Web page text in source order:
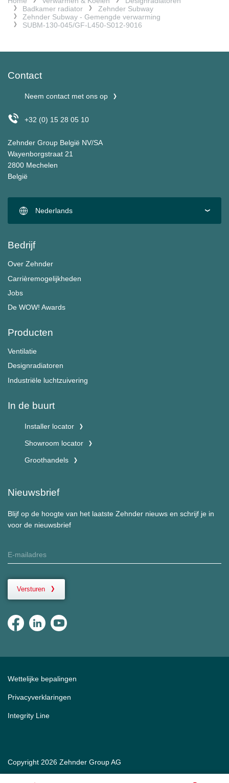
Badkamer radiator
Zehnder Subway
Zehnder Subway - Gemengde verwarming
SUBM-130-045/GF-L450-S012-9016
Contact
Neem contact met ons op
+32 (0) 15 28 05 10
Zehnder Group België NV/SA
Wayenborgstraat 21
2800 Mechelen
België
Nederlands
Bedrijf
Over Zehnder
Carrièremogelijkheden
Jobs
De WOW! Awards
Producten
Ventilatie
Designradiatoren
Industriële luchtzuivering
In de buurt
Installer locator
Showroom locator
Groothandels
Nieuwsbrief
Blijf op de hoogte van het laatste Zehnder nieuws en schrijf je in
voor de nieuwsbrief
Versturen
Copyright 2026 Zehnder Group AG
Wettelijke bepalingen
Privacyverklaringen
Integrity Line